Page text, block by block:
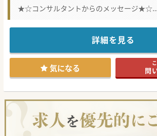
★☆コンサルタントからのメッセージ★☆
最寄駅から徒歩5分、複数科標榜の総合クリ
都内近郊で複数のクリニックを運営する大
安定した基盤のもと、ご勤務できます。
時短勤務も相談可能、子育て中の先生から
しております！
#春入職可 #年度内入職可 #急募 #秋入
詳細を見る
気になる 問